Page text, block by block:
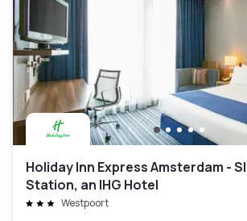
Holiday Inn Express Amsterdam -
Station, an IHG Hotel
Westpoort